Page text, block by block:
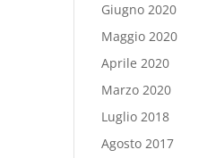
Giugno 2020
Maggio 2020
Aprile 2020
Marzo 2020
Luglio 2018
Agosto 2017